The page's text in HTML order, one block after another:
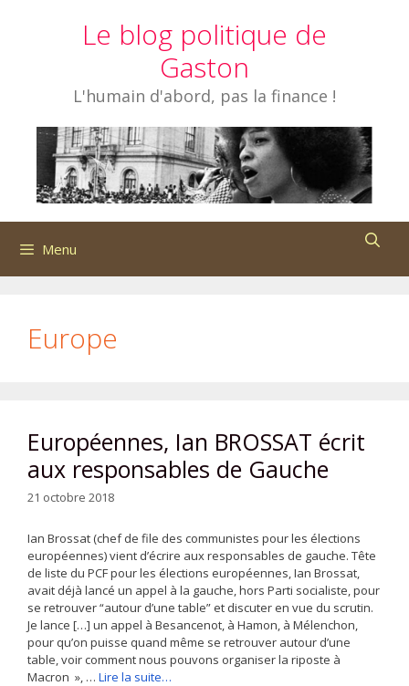
Le blog politique de
Gaston
L'humain d'abord, pas la finance !
Menu
Europe
Européennes, Ian BROSSAT écrit
aux responsables de Gauche
21 octobre 2018
Ian Brossat (chef de file des communistes pour les élections
européennes) vient d’écrire aux responsables de gauche. Tête
de liste du PCF pour les élections européennes, Ian Brossat,
avait déjà lancé un appel à la gauche, hors Parti socialiste, pour
se retrouver “autour d’une table” et discuter en vue du scrutin.
Je lance […] un appel à Besancenot, à Hamon, à Mélenchon,
pour qu’on puisse quand même se retrouver autour d’une
table, voir comment nous pouvons organiser la riposte à
Macron », … Lire la suite…